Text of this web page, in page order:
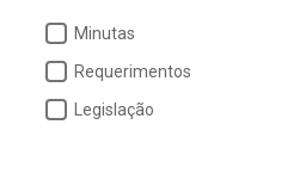
Minutas
Requerimentos
Legislação